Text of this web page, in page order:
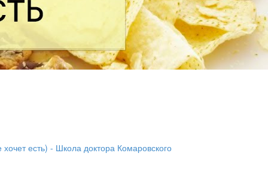
есть) - Школа доктора Комаровского